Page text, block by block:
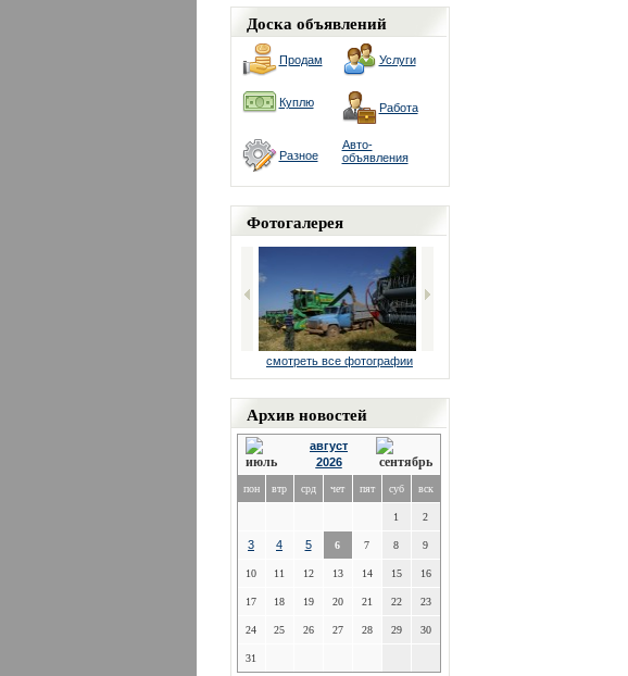
Доска объявлений
Продам Услуги
Куплю Работа
Разное
Авто-
объявления
Фотогалерея
смотреть все фотографии
Архив новостей
август
2026
пон втр срд чет пят суб вск
1 2
3 4 5 6 7 8 9
10 11 12 13 14 15 16
17 18 19 20 21 22 23
24 25 26 27 28 29 30
31